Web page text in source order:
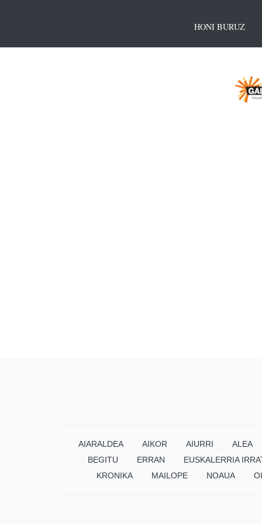
HONI BURUZ
AIARALDEA AIKOR AIURRI ALEA
BEGITU
ERRAN EUSKALERRIA
KRONIKA
MAILOPE NOAUA